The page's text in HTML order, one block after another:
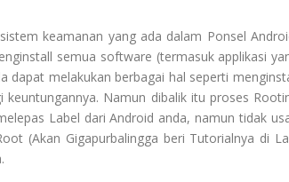
keamanan yang ada dalam Ponsel
semua software (termasuk applikasi
dapat melakukan berbagai hal seperti
Namun dibalik itu proses
Label dari Android anda, namun tidak
(Akan Gigapurbalingga beri Tutorialnya di